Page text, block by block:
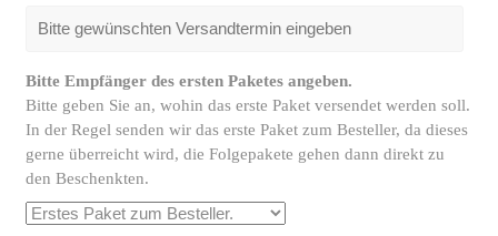
Bitte Empfänger des ersten Paketes angeben.
Bitte geben Sie an, wohin das erste Paket versendet werden soll.
In der Regel senden wir das erste Paket zum Besteller, da dieses
gerne überreicht wird, die Folgepakete gehen dann direkt zu
den Beschenkten.